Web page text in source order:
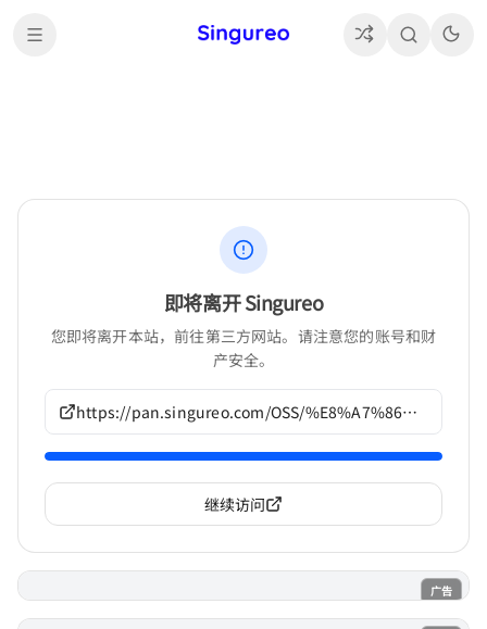
即将离开 Singureo
您即将离开本站，前往第三方网站。请注意您的账号和财
产安全。
https://pan.singureo.com/OSS/%E8%A7%86%E8%A7%89%E5%B0%8F%E8%AF%B4/%E3%81%82%E3%81%96%E3%82%89%E3%81%97%E3%81%9D%E3%81%B5%E3%81%A8%2B1%E4%BD%9C%E5%93%81/G456
继续访问
广告
电子魅魔